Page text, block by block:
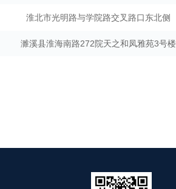
淮北市光明路与学院路交叉路口东北侧
濉溪县淮海南路272院天之和凤雅苑3号楼